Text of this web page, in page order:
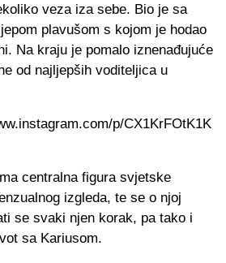
veza iza sebe. Bio je sa
plavušom s kojom je hodao
Na kraju je pomalo iznenađujuće
od najljepših voditeljica u
p/CX1KrFOtK1K
centralna figura svjetske
izgleda, te se o njoj
se svaki njen korak, pa tako i
sa Kariusom.